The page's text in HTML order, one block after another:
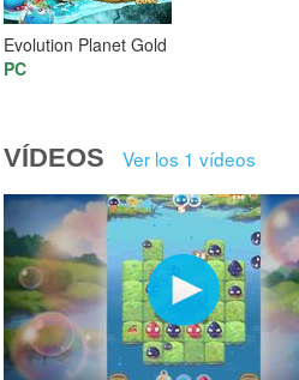
Evolution Planet Gold
PC
VÍDEOS Ver los 1 vídeos